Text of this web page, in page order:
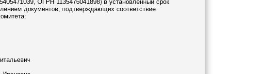
ОГРН 1135476041898) в установленный срок
документов, подтверждающих соответствие